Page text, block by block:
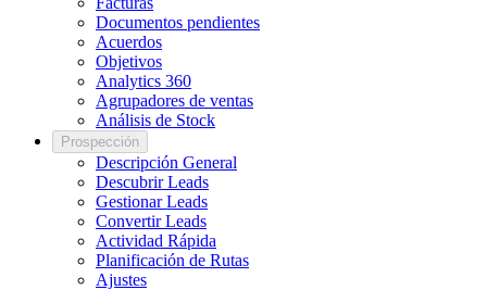
Documentos pendientes
Acuerdos
Objetivos
Analytics 360
Agrupadores de ventas
Análisis de Stock
Prospección
Descripción General
Descubrir Leads
Gestionar Leads
Convertir Leads
Actividad Rápida
Planificación de Rutas
Ajustes